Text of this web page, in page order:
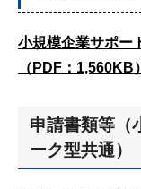
小規模企業サポー
（PDF：1,560KB）
申請書類等（
ーク型共通）